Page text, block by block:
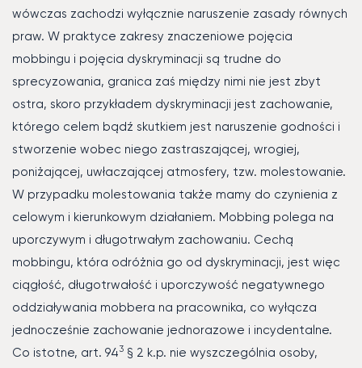
wówczas zachodzi wyłącznie naruszenie zasady równych
praw. W praktyce zakresy znaczeniowe pojęcia
mobbingu i pojęcia dyskryminacji są trudne do
sprecyzowania, granica zaś między nimi nie jest zbyt
ostra, skoro przykładem dyskryminacji jest zachowanie,
którego celem bądź skutkiem jest naruszenie godności i
stworzenie wobec niego zastraszającej, wrogiej,
poniżającej, uwłaczającej atmosfery, tzw. molestowanie.
W przypadku molestowania także mamy do czynienia z
celowym i kierunkowym działaniem. Mobbing polega na
uporczywym i długotrwałym zachowaniu. Cechą
mobbingu, która odróżnia go od dyskryminacji, jest więc
ciągłość, długotrwałość i uporczywość negatywnego
oddziaływania mobbera na pracownika, co wyłącza
jednocześnie zachowanie jednorazowe i incydentalne.
Co istotne, art. 943 § 2 k.p. nie wyszczególnia osoby,